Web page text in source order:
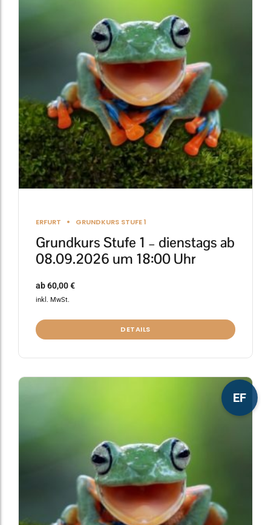
ERFURT GRUNDKURS STUFE 1
Grundkurs Stufe 1 – dienstags ab
08.09.2026 um 18:00 Uhr
ab60,00€
inkl. MwSt.
DETAILS
der
Produktseite
gewählt
werden
EF